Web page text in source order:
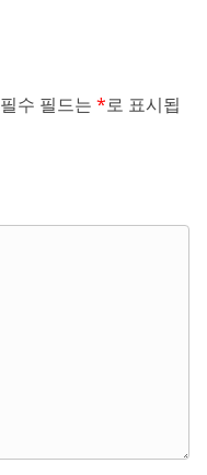
필수 필드는 *로 표시됩